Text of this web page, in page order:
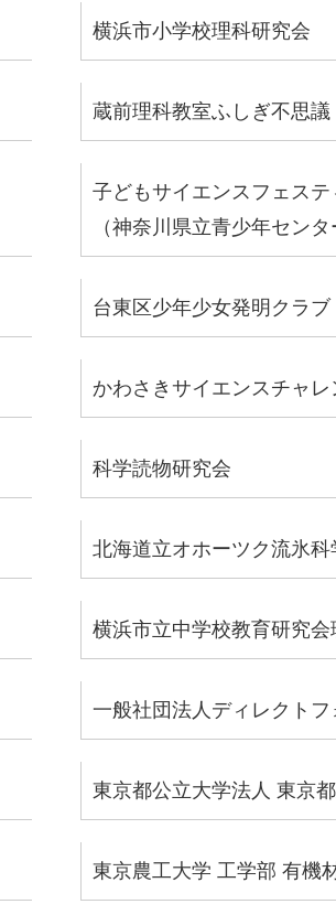
横浜市小学校理科研究会
蔵前理科教室ふしぎ不思議
子どもサイエンスフェス
（神奈川県立青少年センタ
台東区少年少女発明クラブ
かわさきサイエンスチャ
科学読物研究会
北海道立オホーツク流氷科
横浜市立中学校教育研究会
一般社団法人ディレクト
東京都公立大学法人 東京
東京農工大学 工学部 有機